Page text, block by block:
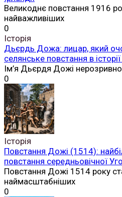
Великоднє повстання 1916
найважливіших
0
Історія
Дьєрдь Дожа: лицар, який
селянське повстання в
Ім’я Дьєрдя Дожі нерозривно
0
Історія
Повстання Дожі (1514):
повстання середньовічної
Повстання Дожі 1514 року
наймасштабніших
0